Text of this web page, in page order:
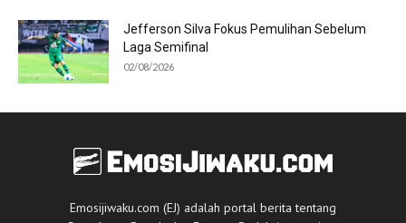
Jefferson Silva Fokus Pemulihan Sebelum
Laga Semifinal
02/08/2026
Emosijiwaku.com (EJ) adalah portal berita tentang